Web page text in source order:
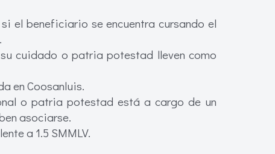
el beneficiario se encuentra cursando el
cuidado o patria potestad lleven como
en Coosanluis.
o patria potestad está a cargo de un
asociarse.
a 1.5 SMMLV.